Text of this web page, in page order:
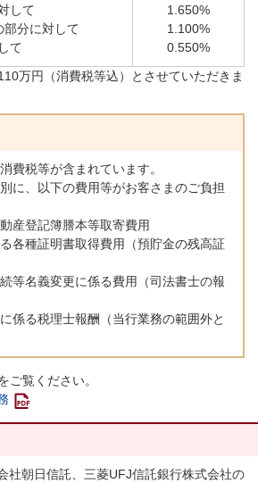
して
部分に対して
て
1.650%
1.100%
0.550%
万円（消費税等込）とさせていただきま
費税等が含まれています。
に、以下の費用等がお客さまのご負担
産登記簿謄本等取寄費用
各種証明書取得費用（預貯金の残高証
等名義変更に係る費用（司法書士の報
係る税理士報酬（当行業務の範囲外と
ご覧ください。
社朝日信託、三菱UFJ信託銀行株式会社の